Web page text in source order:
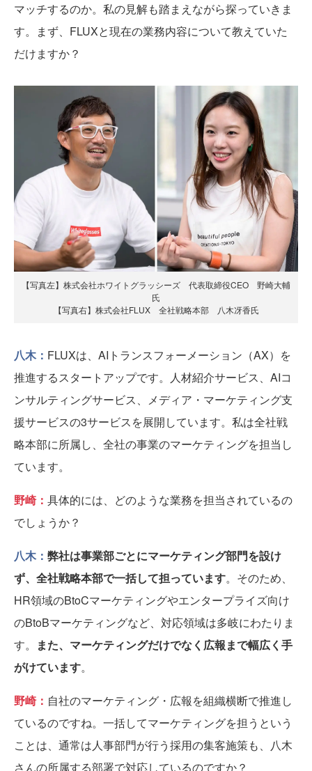
マッチするのか。私の見解も踏まえながら探っていきま
す。まず、FLUXと現在の業務内容について教えていた
だけますか？
【写真左】株式会社ホワイトグラッシーズ 代表取締役CEO 野崎大輔
氏
【写真右】株式会社FLUX 全社戦略本部 八木冴香氏
八木： FLUXは、AIトランスフォーメーション（AX）を
推進するスタートアップです。人材紹介サービス、AIコ
ンサルティングサービス、メディア・マーケティング支
援サービスの3サービスを展開しています。私は全社戦
略本部に所属し、全社の事業のマーケティングを担当し
ています。
野崎： 具体的には、どのような業務を担当されているの
でしょうか？
八木： 弊社は事業部ごとにマーケティング部門を設け
ず、全社戦略本部で一括して担っています。そのため、
HR領域のBtoCマーケティングやエンタープライズ向け
のBtoBマーケティングなど、対応領域は多岐にわたりま
す。
また、マーケティングだけでなく広報まで幅広く手
がけています。
野崎： 自社のマーケティング・広報を組織横断で推進し
ているのですね。一括してマーケティングを担うという
ことは、通常は人事部門が行う採用の集客施策も、八木
さんの所属する部署で対応しているのですか？